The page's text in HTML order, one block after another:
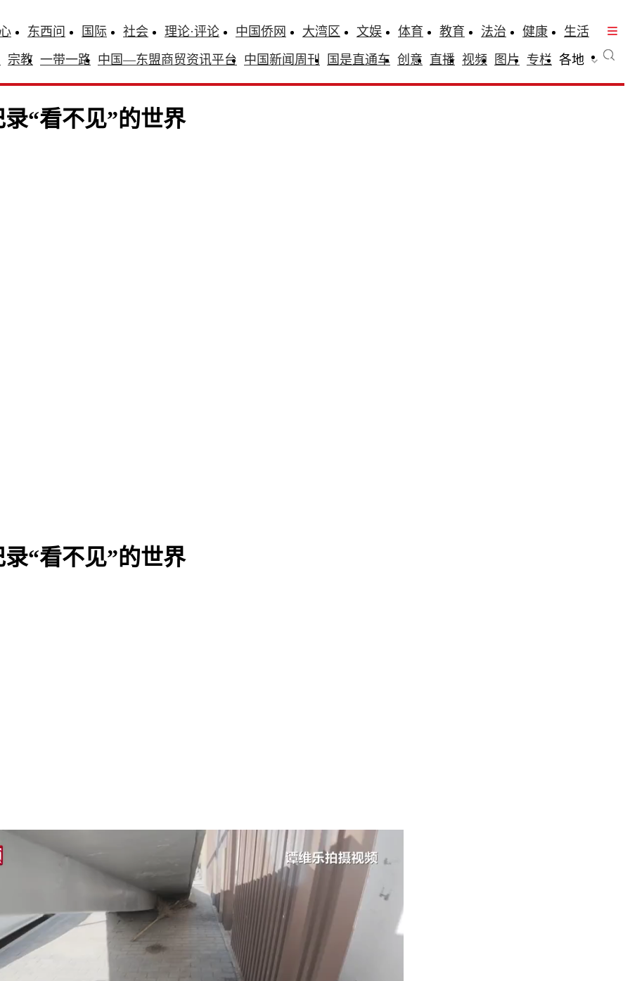
东西问 国际 社会 理论·评论 中国侨网 大湾区 文娱 体育 教育 法治 健康
生活
宗教 一带一路 中国—东盟商贸资讯平台 中国新闻周刊 国是直通车 创意 直播 视频 图片 专栏 各地
“看不见”的世界
“看不见”的世界